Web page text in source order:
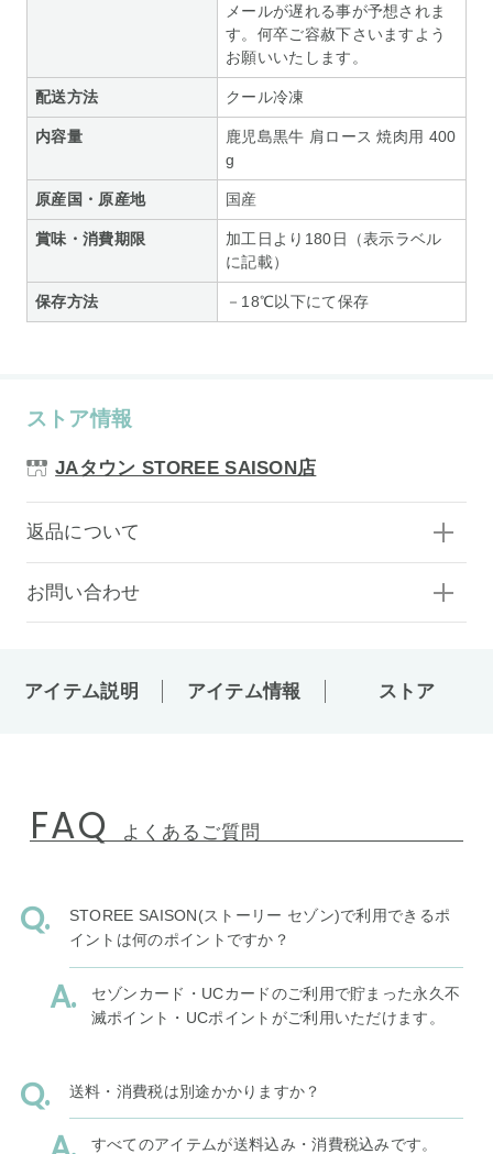
メールが遅れる事が予想されま
す。何卒ご容赦下さいますよう
お願いいたします。
配送方法 クール冷凍
内容量
鹿児島黒牛 肩ロース 焼肉用 400
g
原産国・原産地 国産
賞味・消費期限
加工日より180日（表示ラベル
に記載）
保存方法 －18℃以下にて保存
ストア情報
JAタウン STOREE SAISON店
返品について
お問い合わせ
アイテム説明 アイテム情報 ストア
FAQ よくあるご質問
STOREE SAISON(ストーリー セゾン)で利用できるポ
イントは何のポイントですか？
セゾンカード・UCカードのご利用で貯まった永久不
滅ポイント・UCポイントがご利用いただけます。
送料・消費税は別途かかりますか？
すべてのアイテムが送料込み・消費税込みです。